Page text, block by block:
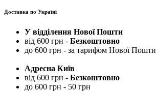
Доставка по Україні
У відділення Нової Пошти
від 600 грн - Безкоштовно
до 600 грн - за тарифом Нової Пошти
Адресна Київ
від 600 грн - Безкоштовно
до 600 грн - 50 грн